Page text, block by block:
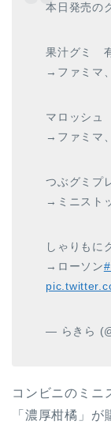
果汁グミ
→ファミマ
マロッシュ
→ファミマ
つぶグミプ
→ミニスト
しゃりも
→ローソン
— らきら
コンビニのミニ
「濃厚柑橘」が